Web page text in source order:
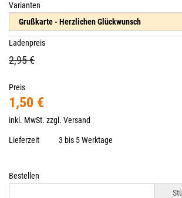
Varianten
Ladenpreis
2,95 €
Preis
1,50 €
inkl. MwSt. zzgl. Versand
Lieferzeit 3 bis 5 Werktage
Bestellen